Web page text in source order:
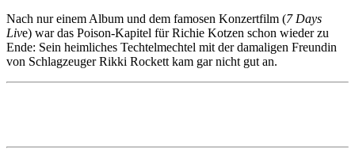
Nach nur einem Album und dem famosen Konzertfilm (7 Days
Live) war das Poison-Kapitel für Richie Kotzen schon wieder zu
Ende: Sein heimliches Techtelmechtel mit der damaligen Freundin
von Schlagzeuger Rikki Rockett kam gar nicht gut an.